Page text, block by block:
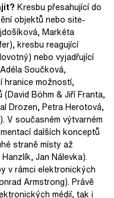
Kresbu přesahující do
objektů nebo site-
Markéta
kresbu reagující
nebo vyjadřující
Součková,
hranice možností,
Böhm & Jiří Franta,
Drozen, Petra Herotová,
V současném výtvarném
dalších konceptů
straně místy až
Jan Nálevka).
v rámci elektronických
Armstrong). Právě
médií, tak i